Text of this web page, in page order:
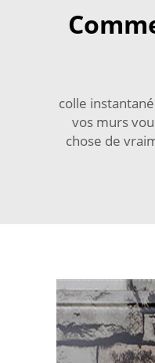
colle
vos murs
chose de